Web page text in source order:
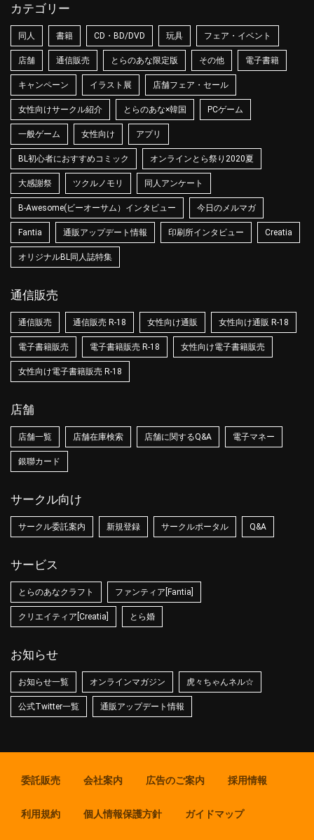
カテゴリー
同人 書籍 CD・BD/DVD 玩具 フェア・イベント
店舗 通信販売 とらのあな限定版 その他 電子書籍
キャンペーン イラスト展 店舗フェア・セール
女性向けサークル紹介 とらのあな×韓国 PCゲーム
一般ゲーム 女性向け アプリ
BL初心者におすすめコミック オンラインとら祭り2020夏
大感謝祭 ツクルノモリ 同人アンケート
B-Awesome(ビーオーサム）インタビュー 今日のメルマガ
Fantia 通販アップデート情報 印刷所インタビュー Creatia
オリジナルBL同人誌特集
通信販売
通信販売 通信販売 R-18 女性向け通販 女性向け通販 R-18
電子書籍販売 電子書籍販売 R-18 女性向け電子書籍販売
女性向け電子書籍販売 R-18
店舗
店舗一覧 店舗在庫検索 店舗に関するQ&A 電子マネー
銀聯カード
サークル向け
サークル委託案内 新規登録 サークルポータル Q&A
サービス
とらのあなクラフト ファンティア[Fantia]
クリエイティア[Creatia] とら婚
お知らせ
お知らせ一覧 オンラインマガジン 虎々ちゃんネル☆
公式Twitter一覧 通販アップデート情報
委託販売 会社案内 広告のご案内 採用情報
利用規約 個人情報保護方針 ガイドマップ